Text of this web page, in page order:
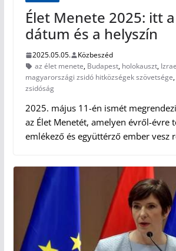
Élet Menete 2025: itt
dátum és a helyszín
2025.05.05.
Közbeszéd
az élet menete, Budapest, holokauszt,
magyarországi zsidó hitközségek szövetsége,
zsidóság
2025. május 11-én ismét
az Élet Menetét, amelyen évről-évre
emlékező és együttérző ember vesz